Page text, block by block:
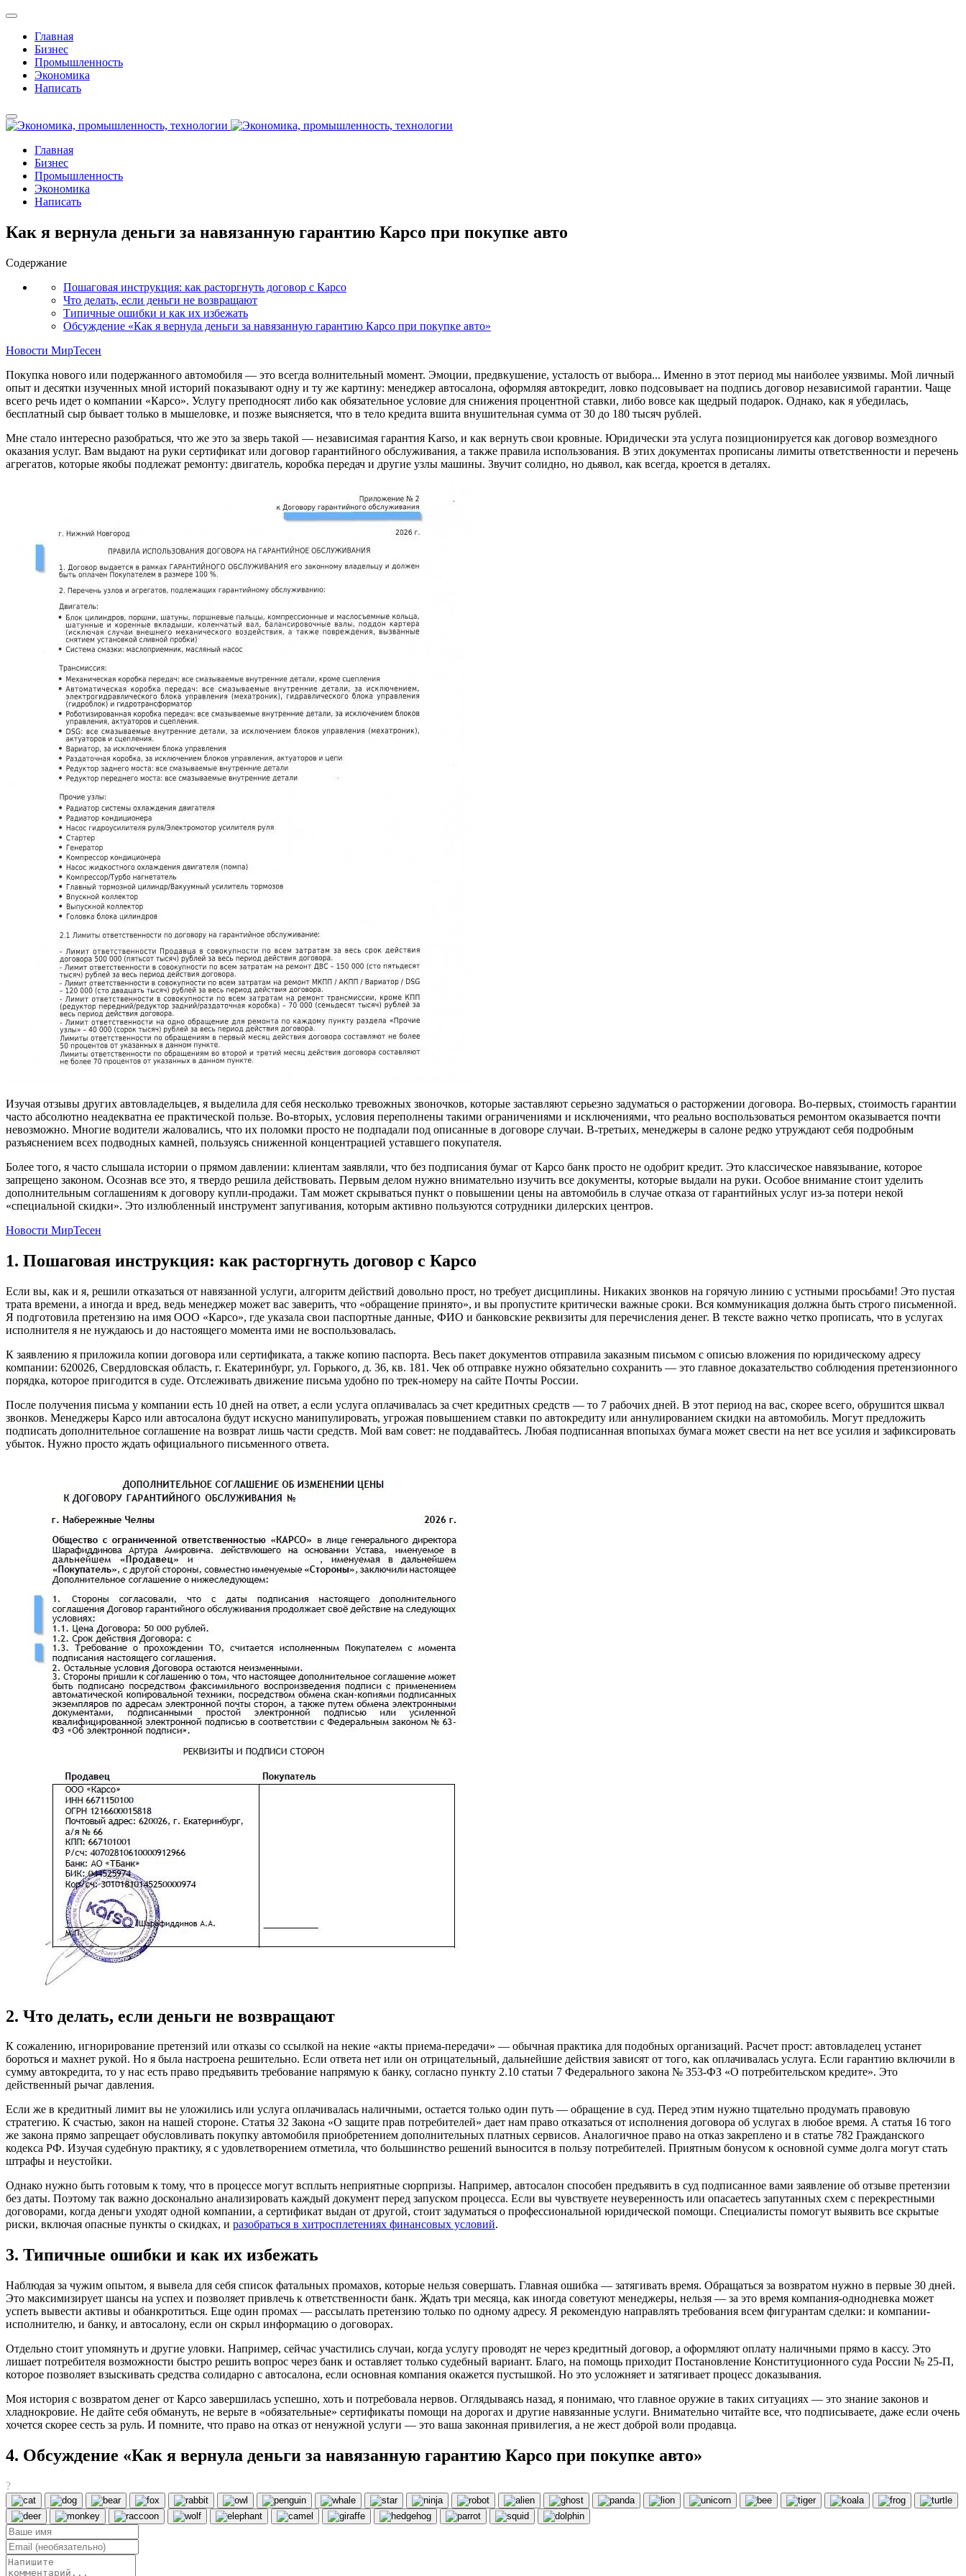
Главная
Бизнес
Промышленность
Экономика
Написать
Главная
Бизнес
Промышленность
Экономика
Написать
Как я вернула деньги за навязанную гарантию Карсо при покупке авто
Содержание
Пошаговая инструкция: как расторгнуть договор с Карсо
Что делать, если деньги не возвращают
Типичные ошибки и как их избежать
Обсуждение «Как я вернула деньги за навязанную гарантию Карсо при покупке авто»
Новости МирТесен
Покупка нового или подержанного автомобиля — это всегда волнительный момент. Эмоции, предвкушение, усталость от выбора... Именно в этот период мы наиболее уязвимы. Мой личный
опыт и десятки изученных мной историй показывают одну и ту же картину: менеджер автосалона, оформляя автокредит, ловко подсовывает на подпись договор независимой гарантии. Чаще
всего речь идет о компании «Карсо». Услугу преподносят либо как обязательное условие для снижения процентной ставки, либо вовсе как щедрый подарок. Однако, как я убедилась,
бесплатный сыр бывает только в мышеловке, и позже выясняется, что в тело кредита вшита внушительная сумма от 30 до 180 тысяч рублей.
Мне стало интересно разобраться, что же это за зверь такой — независимая гарантия Karso, и как вернуть свои кровные. Юридически эта услуга позиционируется как договор возмездного
оказания услуг. Вам выдают на руки сертификат или договор гарантийного обслуживания, а также правила использования. В этих документах прописаны лимиты ответственности и перечень
агрегатов, которые якобы подлежат ремонту: двигатель, коробка передач и другие узлы машины. Звучит солидно, но дьявол, как всегда, кроется в деталях.
Изучая отзывы других автовладельцев, я выделила для себя несколько тревожных звоночков, которые заставляют серьезно задуматься о расторжении договора. Во-первых, стоимость гарантии
часто абсолютно неадекватна ее практической пользе. Во-вторых, условия переполнены такими ограничениями и исключениями, что реально воспользоваться ремонтом оказывается почти
невозможно. Многие водители жаловались, что их поломки просто не подпадали под описанные в договоре случаи. В-третьих, менеджеры в салоне редко утруждают себя подробным
разъяснением всех подводных камней, пользуясь сниженной концентрацией уставшего покупателя.
Более того, я часто слышала истории о прямом давлении: клиентам заявляли, что без подписания бумаг от Карсо банк просто не одобрит кредит. Это классическое навязывание, которое
запрещено законом. Осознав все это, я твердо решила действовать. Первым делом нужно внимательно изучить все документы, которые выдали на руки. Особое внимание стоит уделить
дополнительным соглашениям к договору купли-продажи. Там может скрываться пункт о повышении цены на автомобиль в случае отказа от гарантийных услуг из-за потери некой
«специальной скидки». Это излюбленный инструмент запугивания, которым активно пользуются сотрудники дилерских центров.
Новости МирТесен
1. Пошаговая инструкция: как расторгнуть договор с Карсо
Если вы, как и я, решили отказаться от навязанной услуги, алгоритм действий довольно прост, но требует дисциплины. Никаких звонков на горячую линию с устными просьбами! Это пустая
трата времени, а иногда и вред, ведь менеджер может вас заверить, что «обращение принято», и вы пропустите критически важные сроки. Вся коммуникация должна быть строго письменной.
Я подготовила претензию на имя ООО «Карсо», где указала свои паспортные данные, ФИО и банковские реквизиты для перечисления денег. В тексте важно четко прописать, что в услугах
исполнителя я не нуждаюсь и до настоящего момента ими не воспользовалась.
К заявлению я приложила копии договора или сертификата, а также копию паспорта. Весь пакет документов отправила заказным письмом с описью вложения по юридическому адресу
компании: 620026, Свердловская область, г. Екатеринбург, ул. Горького, д. 36, кв. 181. Чек об отправке нужно обязательно сохранить — это главное доказательство соблюдения претензионного
порядка, которое пригодится в суде. Отслеживать движение письма удобно по трек-номеру на сайте Почты России.
После получения письма у компании есть 10 дней на ответ, а если услуга оплачивалась за счет кредитных средств — то 7 рабочих дней. В этот период на вас, скорее всего, обрушится шквал
звонков. Менеджеры Карсо или автосалона будут искусно манипулировать, угрожая повышением ставки по автокредиту или аннулированием скидки на автомобиль. Могут предложить
подписать дополнительное соглашение на возврат лишь части средств. Мой вам совет: не поддавайтесь. Любая подписанная впопыхах бумага может свести на нет все усилия и зафиксировать
убыток. Нужно просто ждать официального письменного ответа.
2. Что делать, если деньги не возвращают
К сожалению, игнорирование претензий или отказы со ссылкой на некие «акты приема-передачи» — обычная практика для подобных организаций. Расчет прост: автовладелец устанет
бороться и махнет рукой. Но я была настроена решительно. Если ответа нет или он отрицательный, дальнейшие действия зависят от того, как оплачивалась услуга. Если гарантию включили в
сумму автокредита, то у нас есть право предъявить требование напрямую к банку, согласно пункту 2.10 статьи 7 Федерального закона № 353-ФЗ «О потребительском кредите». Это
действенный рычаг давления.
Если же в кредитный лимит вы не уложились или услуга оплачивалась наличными, остается только один путь — обращение в суд. Перед этим нужно тщательно продумать правовую
стратегию. К счастью, закон на нашей стороне. Статья 32 Закона «О защите прав потребителей» дает нам право отказаться от исполнения договора об услугах в любое время. А статья 16 того
же закона прямо запрещает обусловливать покупку автомобиля приобретением дополнительных платных сервисов. Аналогичное право на отказ закреплено и в статье 782 Гражданского
кодекса РФ. Изучая судебную практику, я с удовлетворением отметила, что большинство решений выносится в пользу потребителей. Приятным бонусом к основной сумме долга могут стать
штрафы и неустойки.
Однако нужно быть готовым к тому, что в процессе могут всплыть неприятные сюрпризы. Например, автосалон способен предъявить в суд подписанное вами заявление об отзыве претензии
без даты. Поэтому так важно досконально анализировать каждый документ перед запуском процесса. Если вы чувствуете неуверенность или опасаетесь запутанных схем с перекрестными
договорами, когда деньги уходят одной компании, а сертификат выдан от другой, стоит задуматься о профессиональной юридической помощи. Специалисты помогут выявить все скрытые
риски, включая опасные пункты о скидках, и разобраться в хитросплетениях финансовых условий.
3. Типичные ошибки и как их избежать
Наблюдая за чужим опытом, я вывела для себя список фатальных промахов, которые нельзя совершать. Главная ошибка — затягивать время. Обращаться за возвратом нужно в первые 30 дней.
Это максимизирует шансы на успех и позволяет привлечь к ответственности банк. Ждать три месяца, как иногда советуют менеджеры, нельзя — за это время компания-однодневка может
успеть вывести активы и обанкротиться. Еще один промах — рассылать претензию только по одному адресу. Я рекомендую направлять требования всем фигурантам сделки: и компании-
исполнителю, и банку, и автосалону, если он скрыл информацию о договорах.
Отдельно стоит упомянуть и другие уловки. Например, сейчас участились случаи, когда услугу проводят не через кредитный договор, а оформляют оплату наличными прямо в кассу. Это
лишает потребителя возможности быстро решить вопрос через банк и оставляет только судебный вариант. Благо, на помощь приходит Постановление Конституционного суда России № 25-П,
которое позволяет взыскивать средства солидарно с автосалона, если основная компания окажется пустышкой. Но это усложняет и затягивает процесс доказывания.
Моя история с возвратом денег от Карсо завершилась успешно, хоть и потребовала нервов. Оглядываясь назад, я понимаю, что главное оружие в таких ситуациях — это знание законов и
хладнокровие. Не дайте себя обмануть, не верьте в «обязательные» сертификаты помощи на дорогах и другие навязанные услуги. Внимательно читайте все, что подписываете, даже если очень
хочется скорее сесть за руль. И помните, что право на отказ от ненужной услуги — это ваша законная привилегия, а не жест доброй воли продавца.
4. Обсуждение «Как я вернула деньги за навязанную гарантию Карсо при покупке авто»
?